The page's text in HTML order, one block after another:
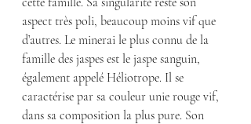
aspect très poli, beaucoup moins vif que
d’autres. Le minerai le plus connu de la
famille des jaspes est le jaspe sanguin,
également appelé Héliotrope. Il se
caractérise par sa couleur unie rouge vif,
dans sa composition la plus pure. Son